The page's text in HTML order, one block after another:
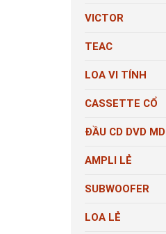
VICTOR
TEAC
LOA VI TÍNH
CASSETTE CỔ
ĐẦU CD DVD MD
AMPLI LẺ
SUBWOOFER
LOA LẺ